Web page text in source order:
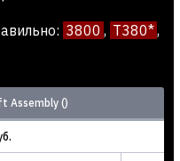
ьно: 3800 , T380*,
Assembly ()